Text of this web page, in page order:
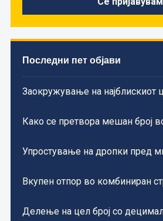
Последни пет објави
Заокружување на најблискиот
Како се претвора мешан број
Упростување на дропки пред
Вкупен отпор во комбиниран
Делење на цел број со